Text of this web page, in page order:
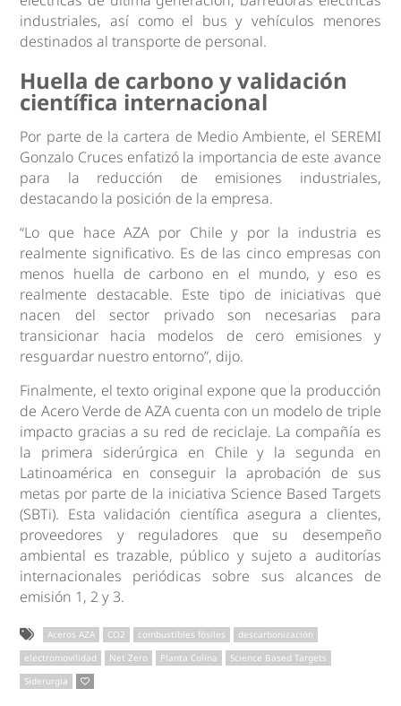
industriales, así como el bus y vehículos menores
destinados al transporte de personal.
Huella de carbono y validación
científica internacional
Por parte de la cartera de Medio Ambiente, el SEREMI
Gonzalo Cruces enfatizó la importancia de este avance
para la reducción de emisiones industriales,
destacando la posición de la empresa.
“Lo que hace AZA por Chile y por la industria es
realmente significativo. Es de las cinco empresas con
menos huella de carbono en el mundo, y eso es
realmente destacable. Este tipo de iniciativas que
nacen del sector privado son necesarias para
transicionar hacia modelos de cero emisiones y
resguardar nuestro entorno”, dijo.
Finalmente, el texto original expone que la producción
de Acero Verde de AZA cuenta con un modelo de triple
impacto gracias a su red de reciclaje. La compañía es
la primera siderúrgica en Chile y la segunda en
Latinoamérica en conseguir la aprobación de sus
metas por parte de la iniciativa Science Based Targets
(SBTi). Esta validación científica asegura a clientes,
proveedores y reguladores que su desempeño
ambiental es trazable, público y sujeto a auditorías
internacionales periódicas sobre sus alcances de
emisión 1, 2 y 3.
Aceros AZA CO2 combustibles fósiles
descarbonización
electromovilidad
Net Zero Planta Colina
Science Based Targets
Siderurgia